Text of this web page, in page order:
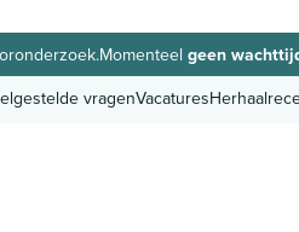
Momenteel geen
vragenVacatures